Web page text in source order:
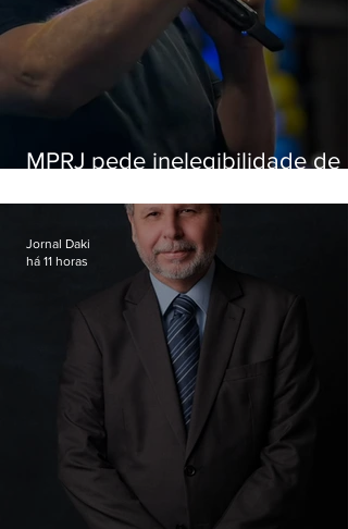
MPRJ pede inelegibilidade de
Jornal Daki
há 11 horas